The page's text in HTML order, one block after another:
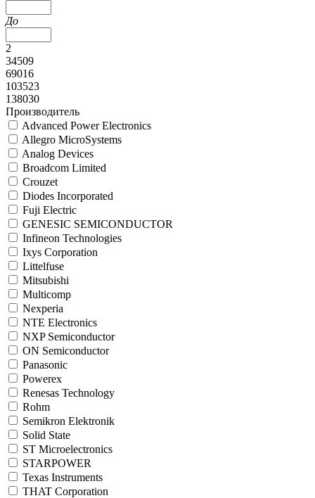
До
2
34509
69016
103523
138030
Производитель
Advanced Power Electronics
Allegro MicroSystems
Analog Devices
Broadcom Limited
Crouzet
Diodes Incorporated
Fuji Electric
GENESIC SEMICONDUCTOR
Infineon Technologies
Ixys Corporation
Littelfuse
Mitsubishi
Multicomp
Nexperia
NTE Electronics
NXP Semiconductor
ON Semiconductor
Panasonic
Powerex
Renesas Technology
Rohm
Semikron Elektronik
Solid State
ST Microelectronics
STARPOWER
Texas Instruments
THAT Corporation